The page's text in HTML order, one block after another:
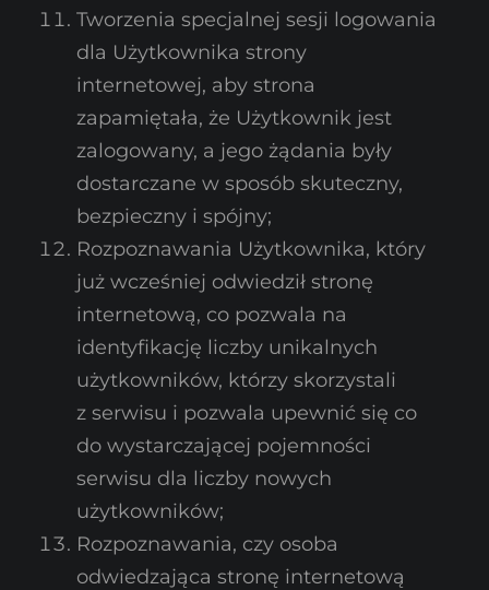
Tworzenia specjalnej sesji logowania
dla Użytkownika strony
internetowej, aby strona
zapamiętała, że Użytkownik jest
zalogowany, a jego żądania były
dostarczane w sposób skuteczny,
bezpieczny i spójny;
Rozpoznawania Użytkownika, który
już wcześniej odwiedził stronę
internetową, co pozwala na
identyfikację liczby unikalnych
użytkowników, którzy skorzystali
z serwisu i pozwala upewnić się co
do wystarczającej pojemności
serwisu dla liczby nowych
użytkowników;
Rozpoznawania, czy osoba
odwiedzająca stronę internetową